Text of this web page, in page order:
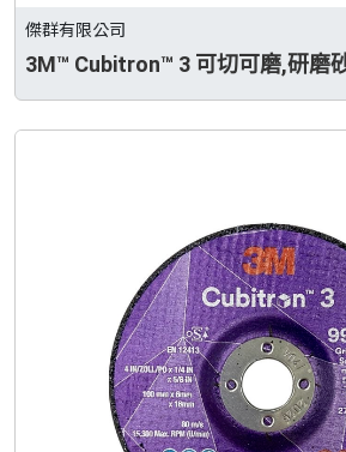
傑群有限公司
3M™ Cubitron™ 3 可切可磨,研磨